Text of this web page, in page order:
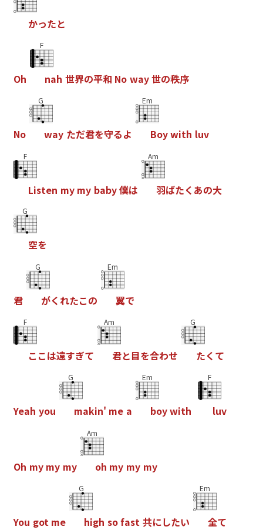
かったと
Oh
F
nah 世界の平和 No way世の秩序
No
G
way ただ君を守るよ
Em
Boywith luv
F
Listen my my baby僕は
Am
羽ばたく あの大
G
空を
君
G
がく れたこの
Em
翼で
F
こ こは遠すぎて
Am
君と目を合わせ
G
たく て
Yeah you
G
makin' me a
Em
boywith
F
luv
Oh my my my
Am
oh my my my
You got me
G
high sofast 共にしたい
Em
全て